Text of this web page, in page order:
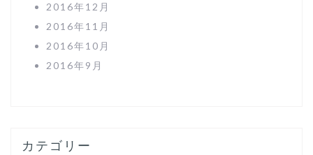
2016年12月
2016年11月
2016年10月
2016年9月
カテゴリー